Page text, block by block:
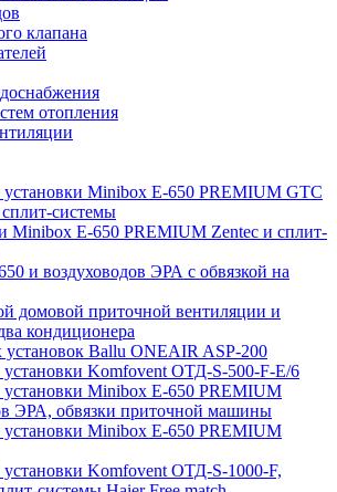
клапана
отопления
Minibox E-650 PREMIUM GTC
системы
Minibox E-650 PREMIUM Zentec и сплит-
и воздуховодов ЭРА с обвязкой на
домовой приточной вентиляции и
кондиционера
Ballu ONEAIR ASP-200
Komfovent ОТД-S-500-F-E/6
Minibox E-650 PREMIUM
ЭРА, обвязки приточной машины
Minibox E-650 PREMIUM
Komfovent ОТД-S-1000-F,